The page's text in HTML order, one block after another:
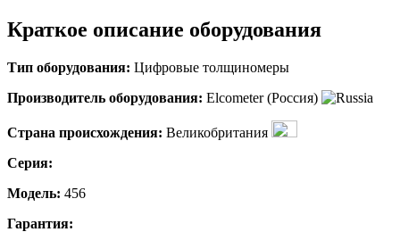
Краткое описание оборудования
Тип оборудования: Цифровые толщиномеры
Производитель оборудования: Elcometer (Россия)
Страна происхождения: Великобритания
Серия:
Модель: 456
Гарантия: